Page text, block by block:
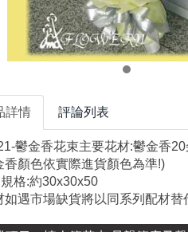
詳情 評論列表
鬱金香花束主要花材:鬱金香
香顏色依實際進貨顏色為準!)
格:約30x30x50
如遇市場缺貨將以同系列配材替